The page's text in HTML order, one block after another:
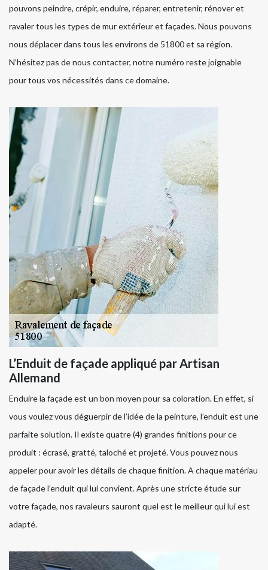
pouvons peindre, crépir, enduire, réparer, entretenir, rénover et
ravaler tous les types de mur extérieur et façades. Nous pouvons
nous déplacer dans tous les environs de 51800 et sa région.
N’hésitez pas de nous contacter, notre numéro reste joignable
pour tous vos nécessités dans ce domaine.
L’Enduit de façade appliqué par Artisan
Allemand
Enduire la façade est un bon moyen pour sa coloration. En effet, si
vous voulez vous déguerpir de l’idée de la peinture, l’enduit est une
parfaite solution. Il existe quatre (4) grandes finitions pour ce
produit : écrasé, gratté, taloché et projeté. Vous pouvez nous
appeler pour avoir les détails de chaque finition. A chaque matériau
de façade l’enduit qui lui convient. Après une stricte étude sur
votre façade, nos ravaleurs sauront quel est le meilleur qui lui est
adapté.